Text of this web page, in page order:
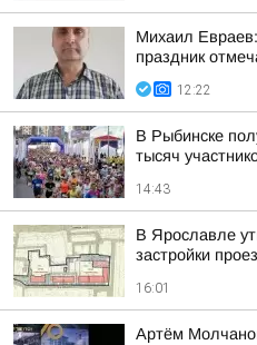
Михаил
праздник
12:22
В Рыбинске
тысяч
14:43
В Ярославле
застройки
16:01
Артём